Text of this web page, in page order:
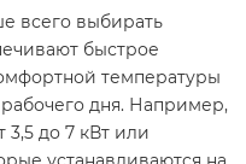
всего выбирать
быстрое
температуры
дня. Например,
до 7 кВт или